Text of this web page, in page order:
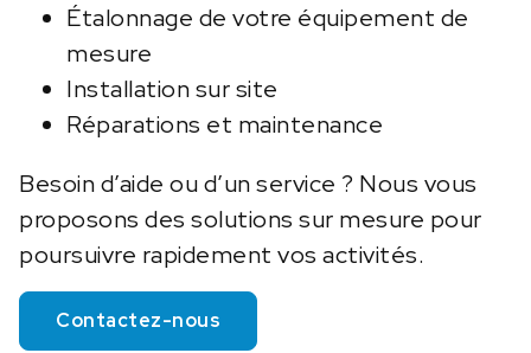
Étalonnage de votre équipement de
mesure
Installation sur site
Réparations et maintenance
Besoin d’aide ou d’un service ? Nous vous
proposons des solutions sur mesure pour
poursuivre rapidement vos activités.
Contactez-nous